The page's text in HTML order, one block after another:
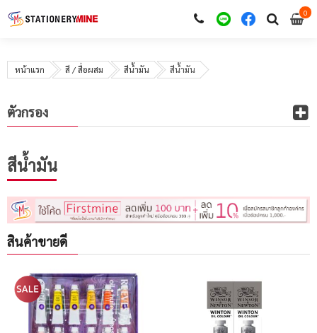
00
หน้าแรก สี / สื่อผสม สีน้ำมัน สีน้ำมัน
สีน้ำมัน
สินค้าขายดี
ตัวกรอง